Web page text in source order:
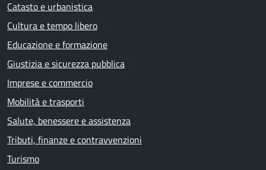
Catasto e urbanistica
Cultura e tempo libero
Educazione e formazione
Giustizia e sicurezza pubblica
Imprese e commercio
Mobilità e trasporti
Salute, benessere e assistenza
Tributi, finanze e contravvenzioni
Turismo